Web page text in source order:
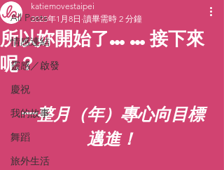
All Posts
情感連結
靈感／啟發
慶祝
我的故事
舞蹈
旅外生活
所以妳開始了……接下來
呢？
katiemovestaipei
2025年1月8日 讀畢需時 2 分鐘
一整月（年）專心向目標
邁進！